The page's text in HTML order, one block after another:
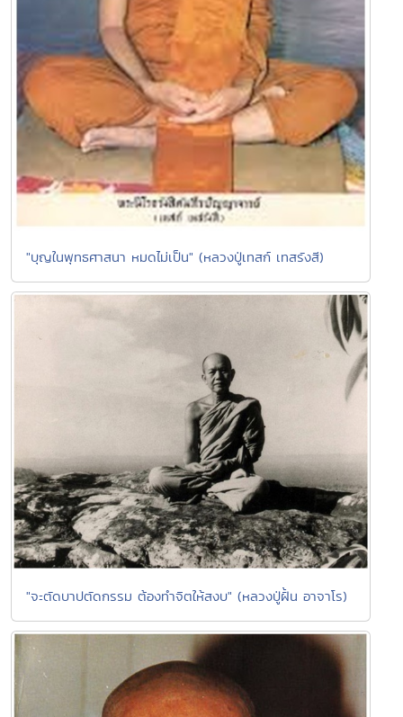
"บุญในพุทธศาสนา หมดไม่เป็น" (หลวงปู่เทสก์ เทสรังสี)
"จะตัดบาปตัดกรรม ต้องทำจิตให้สงบ" (หลวงปู่ฝั้น อาจาโร)